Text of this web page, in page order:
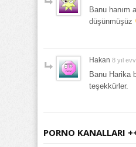
Banu hanım
düşünmüşüz
Hakan 8 yıl
Banu Harika
teşekkürler.
PORNO KANALLARI